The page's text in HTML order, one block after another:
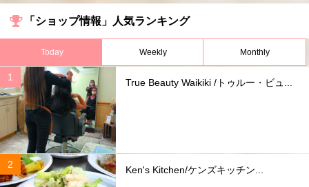
「ショップ情報」人気ランキング
Today Weekly Monthly
True Beauty Waikiki /トゥルー・ビュ...
Ken's Kitchen/ケンズキッチン...